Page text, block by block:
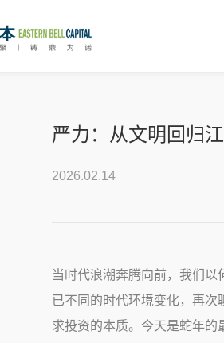
严力：从文明回归
2026.02.14
当时代浪潮奔腾向前，我们以
已不同的时代环境变化，再
求投资的本质。今天是蛇年